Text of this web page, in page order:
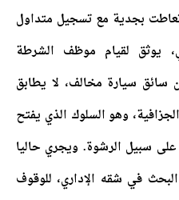
بجدية مع تسجيل متداول
يوثق لقيام موظف الشرطة
سائق سيارة مخالف، لا يطابق
وهو السلوك الذي يفتح
سبيل الرشوة. ويجري حاليا
في شقه الإداري، للوقوف